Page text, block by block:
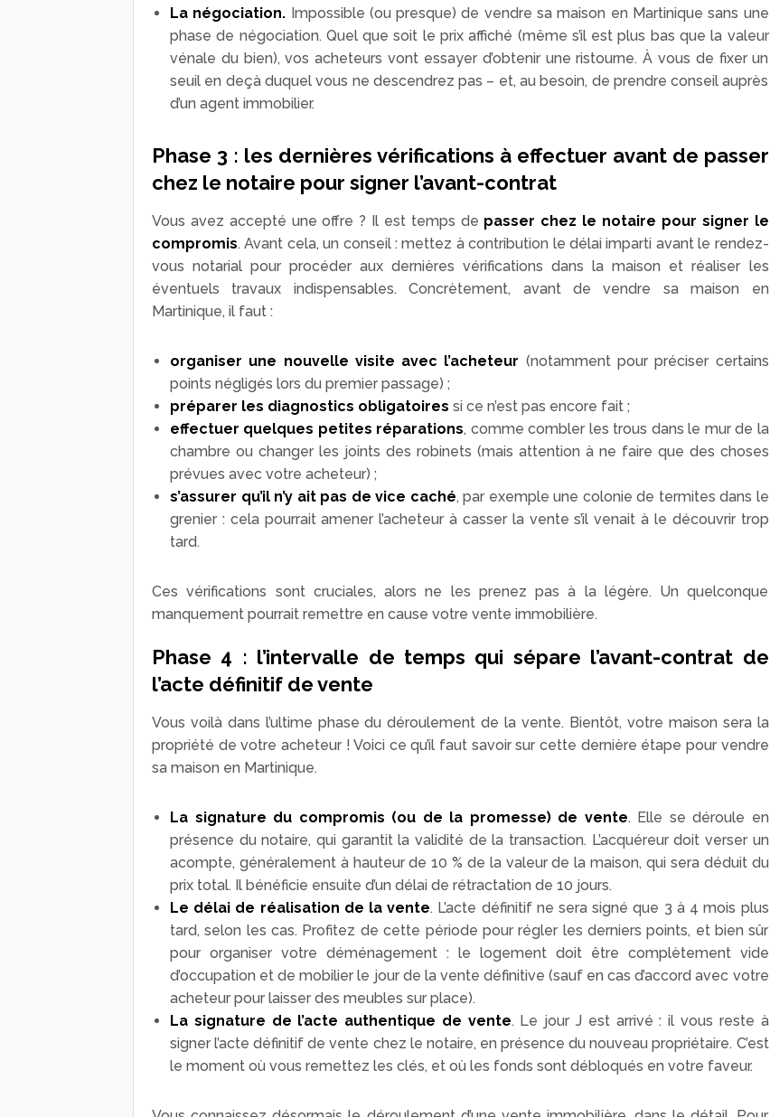
La négociation. Impossible (ou presque) de vendre sa maison en Martinique sans une
phase de négociation. Quel que soit le prix affiché (même s’il est plus bas que la valeur
vénale du bien), vos acheteurs vont essayer d’obtenir une ristourne. À vous de fixer un
seuil en deçà duquel vous ne descendrez pas – et, au besoin, de prendre conseil auprès
d’un agent immobilier.
Phase 3 : les dernières vérifications à effectuer avant de passer
chez le notaire pour signer l’avant-contrat
Vous avez accepté une offre ? Il est temps de passer chez le notaire pour signer le
compromis. Avant cela, un conseil : mettez à contribution le délai imparti avant le rendez-
vous notarial pour procéder aux dernières vérifications dans la maison et réaliser les
éventuels travaux indispensables. Concrètement, avant de vendre sa maison en
Martinique, il faut :
organiser une nouvelle visite avec l’acheteur (notamment pour préciser certains
points négligés lors du premier passage) ;
préparer les diagnostics obligatoires si ce n’est pas encore fait ;
effectuer quelques petites réparations, comme combler les trous dans le mur de la
chambre ou changer les joints des robinets (mais attention à ne faire que des choses
prévues avec votre acheteur) ;
s’assurer qu’il n’y ait pas de vice caché, par exemple une colonie de termites dans le
grenier : cela pourrait amener l’acheteur à casser la vente s’il venait à le découvrir trop
tard.
Ces vérifications sont cruciales, alors ne les prenez pas à la légère. Un quelconque
manquement pourrait remettre en cause votre vente immobilière.
Phase 4 : l’intervalle de temps qui sépare l’avant-contrat de
l’acte définitif de vente
Vous voilà dans l’ultime phase du déroulement de la vente. Bientôt, votre maison sera la
propriété de votre acheteur ! Voici ce qu’il faut savoir sur cette dernière étape pour vendre
sa maison en Martinique.
La signature du compromis (ou de la promesse) de vente. Elle se déroule en
présence du notaire, qui garantit la validité de la transaction. L’acquéreur doit verser un
acompte, généralement à hauteur de 10 % de la valeur de la maison, qui sera déduit du
prix total. Il bénéficie ensuite d’un délai de rétractation de 10 jours.
Le délai de réalisation de la vente. L’acte définitif ne sera signé que 3 à 4 mois plus
tard, selon les cas. Profitez de cette période pour régler les derniers points, et bien sûr
pour organiser votre déménagement : le logement doit être complètement vide
d’occupation et de mobilier le jour de la vente définitive (sauf en cas d’accord avec votre
acheteur pour laisser des meubles sur place).
La signature de l’acte authentique de vente. Le jour J est arrivé : il vous reste à
signer l’acte définitif de vente chez le notaire, en présence du nouveau propriétaire. C’est
le moment où vous remettez les clés, et où les fonds sont débloqués en votre faveur.